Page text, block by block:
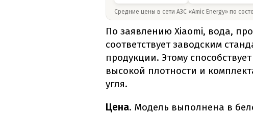
Средние цены в сети АЗС «Amic Energy» по
По заявлению Xiaomi, вода,
соответствует заводским
продукции. Этому
высокой плотности и
угля.
Цена. Модель выполнена в